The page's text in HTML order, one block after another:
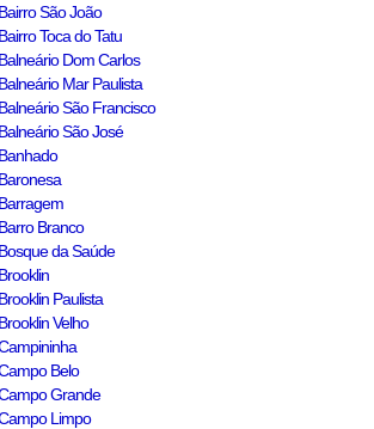
São João
Toca do Tatu
Dom Carlos
Mar Paulista
São Francisco
São José
Branco
da Saúde
Paulista
Velho
Belo
Grande
Limpo